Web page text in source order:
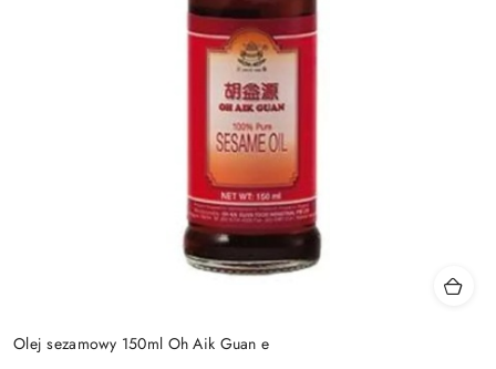
Olej sezamowy 150ml Oh Aik Guan e